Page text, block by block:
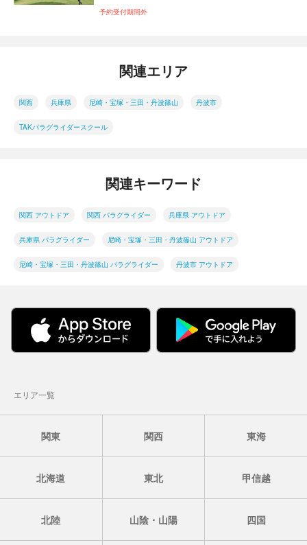
予約受付期間外
関連エリア
関西 兵庫県 尼崎・宝塚・三田・丹波篠山 丹波市
TAKパラグライダースクール
関連キーワード
関西 アウトドア 関西 パラグライダー 兵庫県 アウトドア
兵庫県 パラグライダー 尼崎・宝塚・三田・丹波篠山 アウトドア
尼崎・宝塚・三田・丹波篠山 パラグライダー 丹波市 アウトドア
エリア一覧
関東 関西 東海
北海道 東北 甲信越
北陸 山陰・山陽 四国